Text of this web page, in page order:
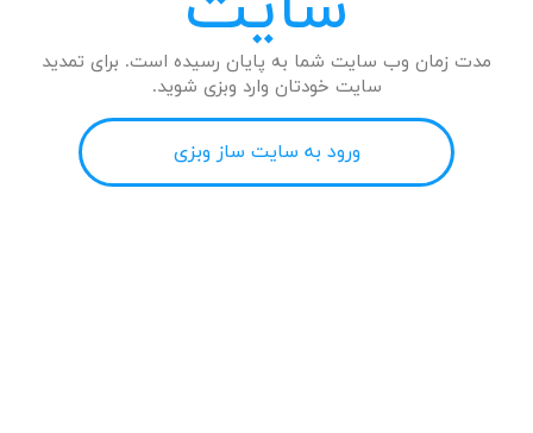
مدت زمان وب سایت شما به پایان رسیده است. برای تمدید
سایت خودتان وارد وبزی شوید.
ورود به سایت ساز وبزی